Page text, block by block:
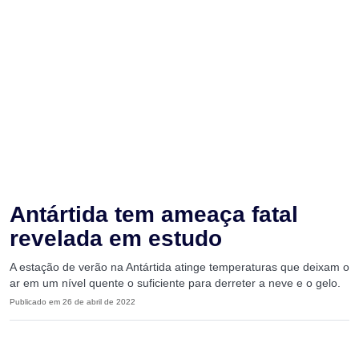
Antártida tem ameaça fatal
revelada em estudo
A estação de verão na Antártida atinge temperaturas que deixam o
ar em um nível quente o suficiente para derreter a neve e o gelo.
Publicado em 26 de abril de 2022